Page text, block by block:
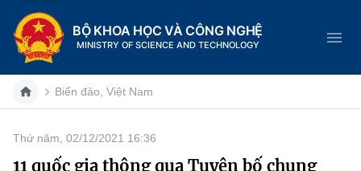
BỘ KHOA HỌC VÀ CÔNG NGHỆ
MINISTRY OF SCIENCE AND TECHNOLOGY
Danh mục
Biển đảo, Việt Nam
Thứ năm, 02/12/2021 16:36
11 quốc gia thông qua Tuyên bố chung